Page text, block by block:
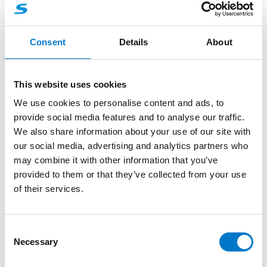
Consent Details About
This website uses cookies
We use cookies to personalise content and ads, to
provide social media features and to analyse our traffic.
We also share information about your use of our site with
our social media, advertising and analytics partners who
may combine it with other information that you’ve
provided to them or that they’ve collected from your use
of their services.
Necessary
L52 weiß, horizontal
-
L52 weiß, horizontal Menge
+
Angebotsanfrage
Produktinformationen